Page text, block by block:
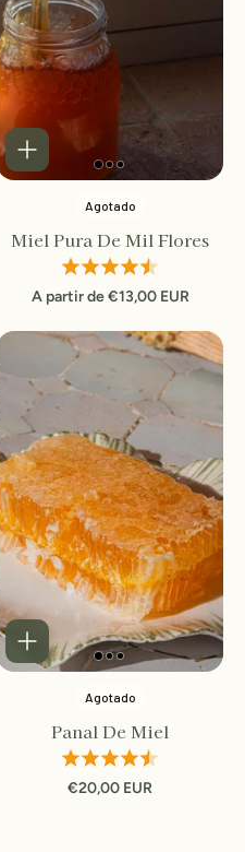
Agotado
Miel Pura De Mil Flores
A partir de €13,00 EUR
Agotado
Panal De Miel
€20,00 EUR
ahorrar.